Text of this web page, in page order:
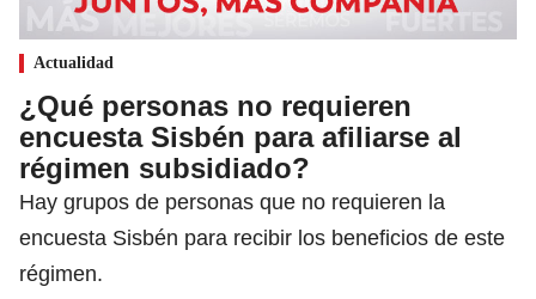
Actualidad
¿Qué personas no requieren
encuesta Sisbén para afiliarse al
régimen subsidiado?
Hay grupos de personas que no requieren la
encuesta Sisbén para recibir los beneficios de este
régimen.